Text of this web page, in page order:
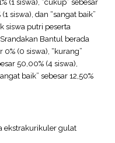
(1 siswa), dan “sangat baik”
siswa putri peserta
Bantul berada
0% (0 siswa), “kurang”
50,00% (4 siswa),
baik” sebesar 12,50%
ekstrakurikuler gulat